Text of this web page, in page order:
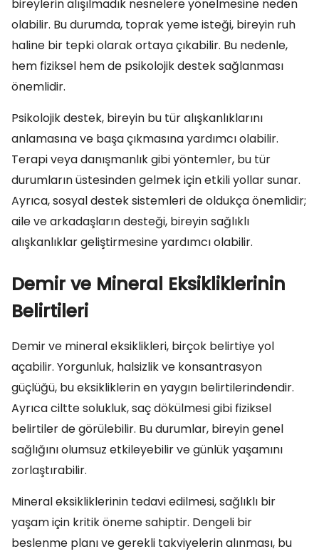
bireylerin alışılmadık nesnelere yönelmesine neden
olabilir. Bu durumda, toprak yeme isteği, bireyin ruh
haline bir tepki olarak ortaya çıkabilir. Bu nedenle,
hem fiziksel hem de psikolojik destek sağlanması
önemlidir.
Psikolojik destek, bireyin bu tür alışkanlıklarını
anlamasına ve başa çıkmasına yardımcı olabilir.
Terapi veya danışmanlık gibi yöntemler, bu tür
durumların üstesinden gelmek için etkili yollar sunar.
Ayrıca, sosyal destek sistemleri de oldukça önemlidir;
aile ve arkadaşların desteği, bireyin sağlıklı
alışkanlıklar geliştirmesine yardımcı olabilir.
Demir ve Mineral Eksikliklerinin
Belirtileri
Demir ve mineral eksiklikleri, birçok belirtiye yol
açabilir. Yorgunluk, halsizlik ve konsantrasyon
güçlüğü, bu eksikliklerin en yaygın belirtilerindendir.
Ayrıca ciltte solukluk, saç dökülmesi gibi fiziksel
belirtiler de görülebilir. Bu durumlar, bireyin genel
sağlığını olumsuz etkileyebilir ve günlük yaşamını
zorlaştırabilir.
Mineral eksikliklerinin tedavi edilmesi, sağlıklı bir
yaşam için kritik öneme sahiptir. Dengeli bir
beslenme planı ve gerekli takviyelerin alınması, bu